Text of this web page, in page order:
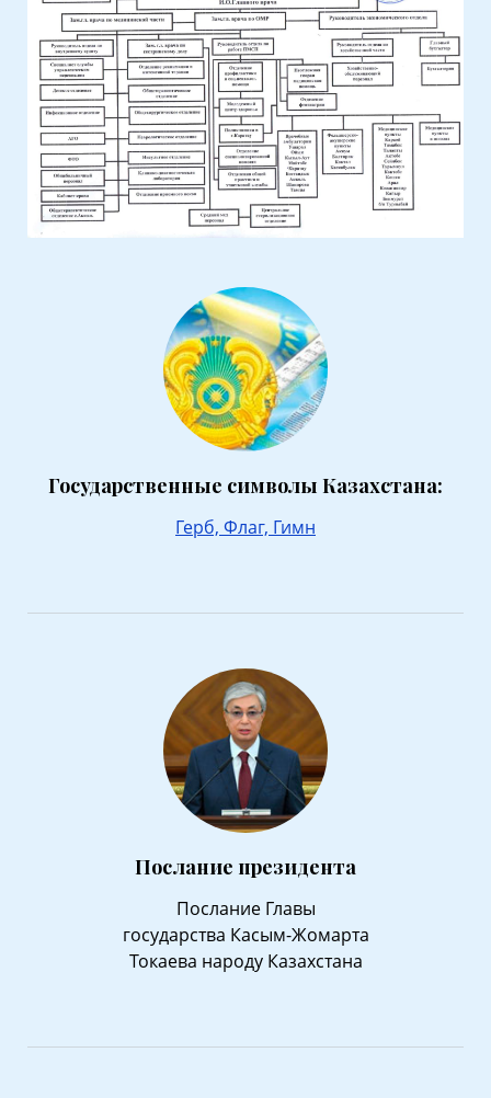
Государственные символы Казахстана:
Герб, Флаг, Гимн
Послание президента
Послание Главы
государства Касым-Жомарта
Токаева народу Казахстана